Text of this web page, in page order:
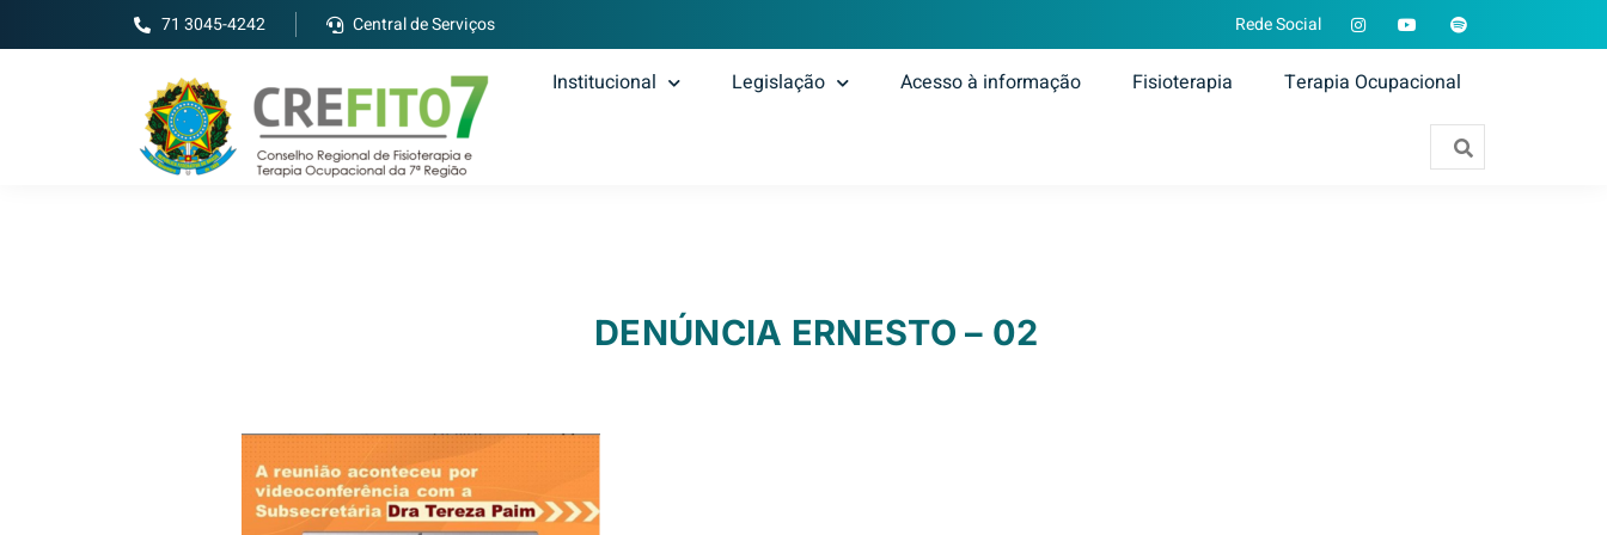
71 3045-4242 Central de Serviços Rede Social
Institucional Legislação Acesso à informação Fisioterapia Terapia Ocupacional
DENÚNCIA ERNESTO – 02